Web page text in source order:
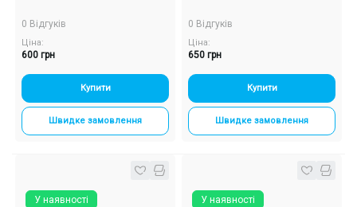
0 Відгуків
Ціна:
600 грн
Купити
Швидке замовлення
0 Відгуків
Ціна:
650 грн
Купити
Швидке замовлення
У наявності У наявності